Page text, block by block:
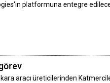
platformuna entegre
kara aracı üreticilerinden